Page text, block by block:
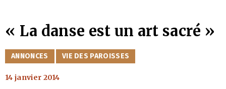
Slovaquie Rostislav, métropolite
« La danse est un art sacré »
CATÉGORIES
ANNONCES VIE DES PAROISSES
14 janvier 2014